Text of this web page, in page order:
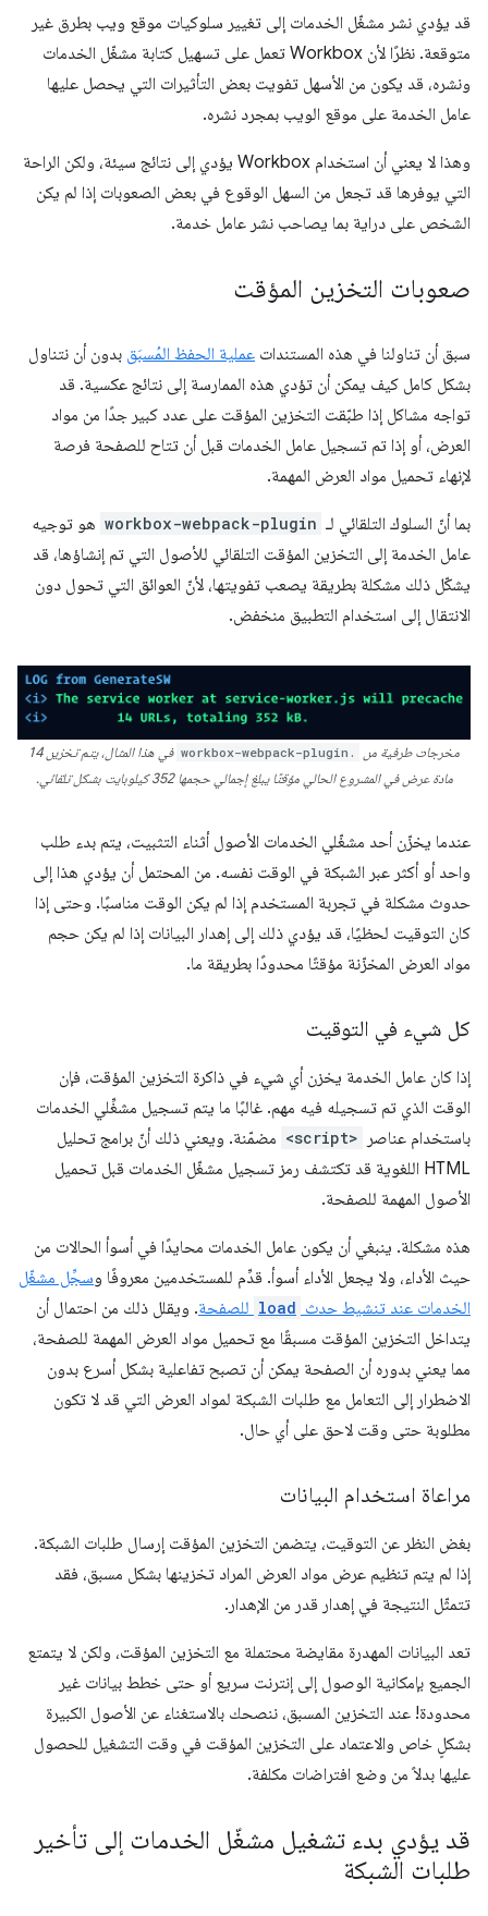
قد يؤدي نشر مشغّل الخدمات إلى تغيير سلوكيات موقع ويب بطرق غير
متوقعة. نظرًا لأن Workbox تعمل على تسهيل كتابة مشغّل الخدمات
ونشره، قد يكون من الأسهل تفويت بعض التأثيرات التي يحصل عليها
عامل الخدمة على موقع الويب بمجرد نشره.
وهذا لا يعني أن استخدام Workbox يؤدي إلى نتائج سيئة، ولكن الراحة
التي يوفرها قد تجعل من السهل الوقوع في بعض الصعوبات إذا لم يكن
الشخص على دراية بما يصاحب نشر عامل خدمة.
صعوبات التخزين المؤقت
سبق أن تناولنا في هذه المستندات عملية الحفظ المُسبَق بدون أن نتناول
بشكل كامل كيف يمكن أن تؤدي هذه الممارسة إلى نتائج عكسية. قد
تواجه مشاكل إذا طبّقت التخزين المؤقت على عدد كبير جدًا من مواد
العرض، أو إذا تم تسجيل عامل الخدمات قبل أن تتاح للصفحة فرصة
لإنهاء تحميل مواد العرض المهمة.
بما أنّ السلوك التلقائي لـ workbox-webpack-plugin هو توجيه
عامل الخدمة إلى التخزين المؤقت التلقائي للأصول التي تم إنشاؤها، قد
يشكّل ذلك مشكلة بطريقة يصعب تفويتها، لأنّ العوائق التي تحول دون
الانتقال إلى استخدام التطبيق منخفض.
مخرجات طرفية من workbox-webpack-plugin.
في هذا المثال، يتم تخزين 14
مادة عرض في المشروع الحالي مؤقتًا يبلغ إجمالي حجمها 352 كيلوبايت بشكل تلقائي.
عندما يخزّن أحد مشغّلي الخدمات الأصول أثناء التثبيت، يتم بدء طلب
واحد أو أكثر عبر الشبكة في الوقت نفسه. من المحتمل أن يؤدي هذا إلى
حدوث مشكلة في تجربة المستخدم إذا لم يكن الوقت مناسبًا. وحتى إذا
كان التوقيت لحظيًا، قد يؤدي ذلك إلى إهدار البيانات إذا لم يكن حجم
مواد العرض المخزّنة مؤقتًا محدودًا بطريقة ما.
كل شيء في التوقيت
إذا كان عامل الخدمة يخزن أي شيء في ذاكرة التخزين المؤقت، فإن
الوقت الذي تم تسجيله فيه مهم. غالبًا ما يتم تسجيل مشغِّلي الخدمات
باستخدام عناصر
<script> مضمّنة. ويعني ذلك أنّ برامج تحليل
HTML اللغوية قد تكتشف رمز تسجيل مشغّل الخدمات قبل تحميل
الأصول المهمة للصفحة.
هذه مشكلة. ينبغي أن يكون عامل الخدمات محايدًا في أسوأ الحالات من
حيث الأداء، ولا يجعل الأداء أسوأ. قدِّم للمستخدمين معروفًا وسجِّل مشغّل
الخدمات عند تنشيط حدث load للصفحة. ويقلل ذلك من احتمال أن
يتداخل التخزين المؤقت مسبقًا مع تحميل مواد العرض المهمة للصفحة،
مما يعني بدوره أن الصفحة يمكن أن تصبح تفاعلية بشكل أسرع بدون
الاضطرار إلى التعامل مع طلبات الشبكة لمواد العرض التي قد لا تكون
مطلوبة حتى وقت لاحق على أي حال.
مراعاة استخدام البيانات
بغض النظر عن التوقيت، يتضمن التخزين المؤقت إرسال طلبات الشبكة.
إذا لم يتم تنظيم عرض مواد العرض المراد تخزينها بشكل مسبق، فقد
تتمثّل النتيجة في إهدار قدر من الإهدار.
تعد البيانات المهدرة مقايضة محتملة مع التخزين المؤقت، ولكن لا يتمتع
الجميع بإمكانية الوصول إلى إنترنت سريع أو حتى خطط بيانات غير
محدودة! عند التخزين المسبق، ننصحك بالاستغناء عن الأصول الكبيرة
بشكلٍ خاص والاعتماد على التخزين المؤقت في وقت التشغيل للحصول
عليها بدلاً من وضع افتراضات مكلفة.
قد يؤدي بدء تشغيل مشغّل الخدمات إلى تأخير
طلبات الشبكة